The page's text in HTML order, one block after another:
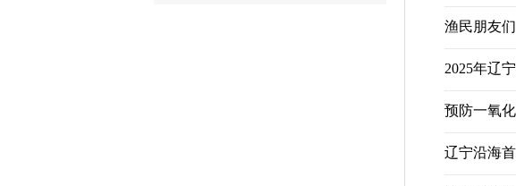
渔民朋友
2025年辽
预防一氧
辽宁沿海